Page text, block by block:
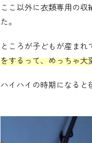
ここ以外に衣類専用の
た。
ところが子どもが産ま
をするって、めっちゃ
ハイハイの時期になると